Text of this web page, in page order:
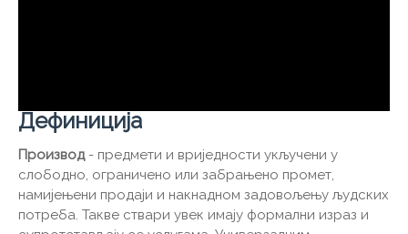
Дефиниција
Производ- предмети и вриједности укључени у
слободно, ограничено или забрањено промет,
намијењени продаји и накнадном задовољењу људских
потреба. Такве ствари увек имају формални израз и